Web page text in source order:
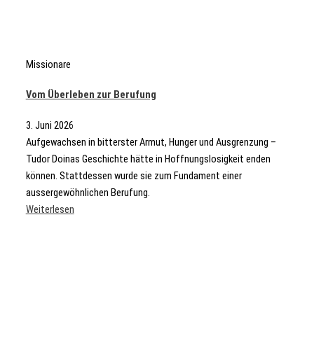
Missionare
Vom Überleben zur Berufung
3. Juni 2026
Aufgewachsen in bitterster Armut, Hunger und Ausgrenzung –
Tudor Doinas Geschichte hätte in Hoffnungslosigkeit enden
können. Stattdessen wurde sie zum Fundament einer
aussergewöhnlichen Berufung.
Weiterlesen